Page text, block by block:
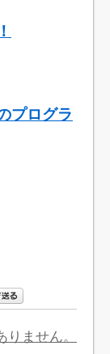
プログラ
りません。